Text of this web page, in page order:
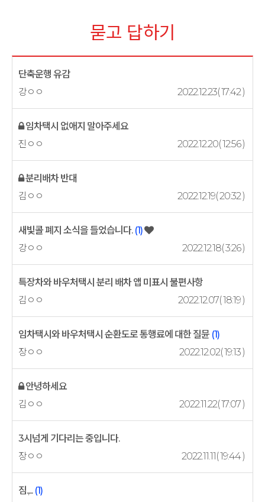
묻고 답하기
단축운행 유감
강ㅇㅇ
2022.12.23( 17:42 )
임차택시 없애지 말아주세요
진ㅇㅇ
2022.12.20( 12:56 )
분리배차 반대
김ㅇㅇ
2022.12.19( 20:32 )
새빛콜 폐지 소식을 들었습니다. (1)
강ㅇㅇ
2022.12.18( 3:26 )
특장차와 바우처택시 분리 배차 앱 미표시 불편사항
김ㅇㅇ
2022.12.07( 18:19 )
임차택시와 바우처택시 순환도로 통행료에 대한 질뮨 (1)
장ㅇㅇ
2022.12.02( 19:13 )
안녕하세요
김ㅇㅇ
2022.11.22( 17:07 )
3시넘게 기다리는 중입니다.
장ㅇㅇ
2022.11.11( 19:44 )
짐.,... (1)